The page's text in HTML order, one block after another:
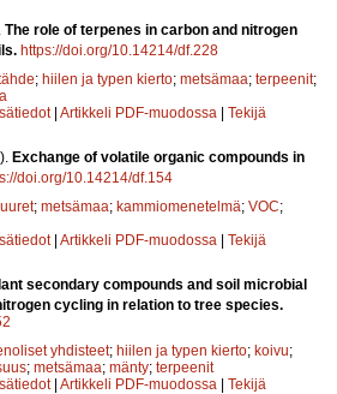
The role of terpenes in carbon and nitrogen
https://doi.org/10.14214/df.228
; hiilen ja typen kierto; metsämaa; terpeenit;
| Artikkeli PDF-muodossa | Tekijä
Exchange of volatile organic compounds in
doi.org/10.14214/df.154
; metsämaa; kammiomenetelmä; VOC;
| Artikkeli PDF-muodossa | Tekijä
secondary compounds and soil microbial
cycling in relation to tree species.
yhdisteet; hiilen ja typen kierto; koivu;
; metsämaa; mänty; terpeenit
| Artikkeli PDF-muodossa | Tekijä